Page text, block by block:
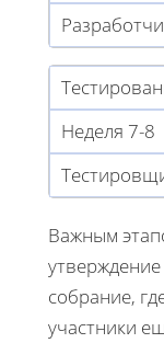
Неделя 7-8
Важным
собрание,
участники